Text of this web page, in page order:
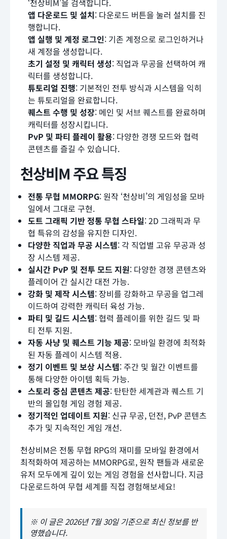
‘천상비M’을 검색합니다.
앱 다운로드 및 설치: 다운로드 버튼을 눌러 설치를 진
행합니다.
앱 실행 및 계정 로그인: 기존 계정으로 로그인하거나
새 계정을 생성합니다.
초기 설정 및 캐릭터 생성: 직업과 무공을 선택하여 캐
릭터를 생성합니다.
튜토리얼 진행: 기본적인 전투 방식과 시스템을 익히
는 튜토리얼을 완료합니다.
퀘스트 수행 및 성장: 메인 및 서브 퀘스트를 완료하며
캐릭터를 성장시킵니다.
PvP 및 파티 플레이 활용: 다양한 경쟁 모드와 협력
콘텐츠를 즐길 수 있습니다.
천상비M 주요 특징
전통 무협 MMORPG: 원작 ‘천상비’의 게임성을 모바
일에서 그대로 구현.
도트 그래픽 기반 정통 무협 스타일: 2D 그래픽과 무
협 특유의 감성을 유지한 디자인.
다양한 직업과 무공 시스템: 각 직업별 고유 무공과 성
장 시스템 제공.
실시간 PvP 및 전투 모드 지원: 다양한 경쟁 콘텐츠와
플레이어 간 실시간 대전 가능.
강화 및 제작 시스템: 장비를 강화하고 무공을 업그레
이드하여 강력한 캐릭터 육성 가능.
파티 및 길드 시스템: 협력 플레이를 위한 길드 및 파
티 전투 지원.
자동 사냥 및 퀘스트 기능 제공: 모바일 환경에 최적화
된 자동 플레이 시스템 적용.
정기 이벤트 및 보상 시스템: 주간 및 월간 이벤트를
통해 다양한 아이템 획득 가능.
스토리 중심 콘텐츠 제공: 탄탄한 세계관과 퀘스트 기
반의 몰입형 게임 경험 제공.
정기적인 업데이트 지원: 신규 무공, 던전, PvP 콘텐츠
추가 및 지속적인 게임 개선.
천상비M은 전통 무협 RPG의 재미를 모바일 환경에서
최적화하여 제공하는 MMORPG로, 원작 팬들과 새로운
유저 모두에게 깊이 있는 게임 경험을 선사합니다. 지금
다운로드하여 무협 세계를 직접 경험해보세요!
※ 이 글은 2026년 7월 30일 기준으로 최신 정보를 반
영했습니다.